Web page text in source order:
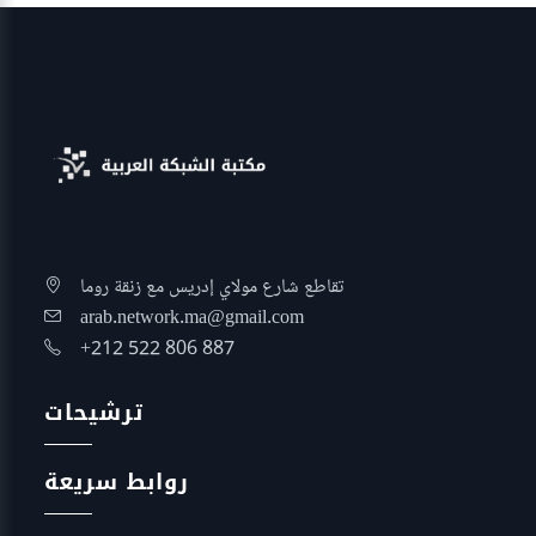
تقاطع شارع مولاي إدريس مع زنقة روما
arab.network.ma@gmail.com
+212 522 806 887
ترشيحات
روابط سريعة